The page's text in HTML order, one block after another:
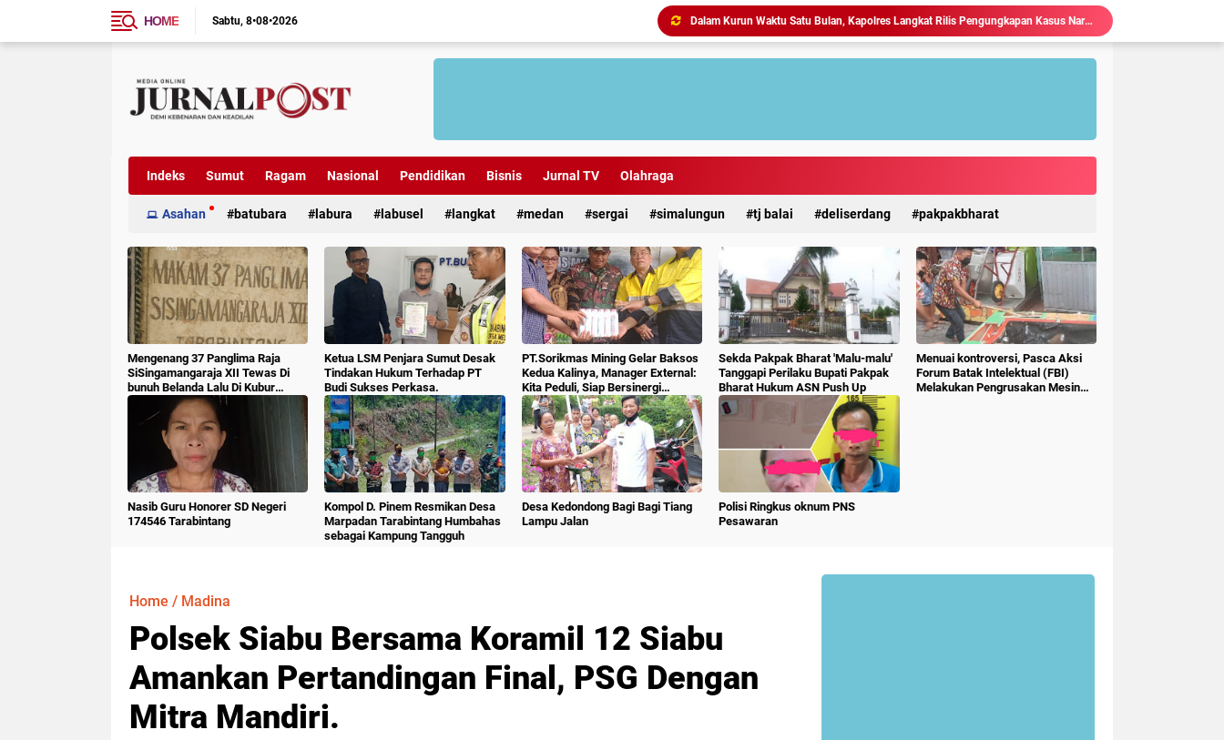
HOME Sabtu 8•08•2026
Kapolres Langkat Perkuat Sinergi dengan FKUB, Kolaborasi Tokoh Agama Jadi Pilar Menjaga Kamtibmas.
Antisipasi Geng Motor dan Kejahatan 3C, Polsek Gebang Patroli Blue Light.
Kapolres Langkat Ajak Warga Perkuat Iman dan Perangi Narkoba Lewat Safari Jumat Curhat.
Indeks Sumut Ragam Nasional Pendidikan Bisnis Jurnal TV Olahraga
Asahan batubara labura labusel langkat medan sergai simalungun tj balai deliserdang pakpakbharat
Mengenang 37 Panglima Raja
SiSingamangaraja XII Tewas Di
bunuh Belanda Lalu Di Kubur
Massal Oleh Masyarakat
Ketua LSM Penjara Sumut Desak
Tindakan Hukum Terhadap PT
Budi Sukses Perkasa.
PT.Sorikmas Mining Gelar Baksos
Kedua Kalinya, Manager External:
Kita Peduli, Siap Bersinergi
Dengan Pemda & Masyarakat.
Sekda Pakpak Bharat 'Malu-malu'
Tanggapi Perilaku Bupati Pakpak
Bharat Hukum ASN Push Up
Menuai kontroversi, Pasca Aksi
Forum Batak Intelektual (FBI)
Melakukan Pengrusakan Mesin
Nasib Guru Honorer SD Negeri
174546 Tarabintang
Kompol D. Pinem Resmikan Desa
Marpadan Tarabintang Humbahas
sebagai Kampung Tangguh
Desa Kedondong Bagi Bagi Tiang
Lampu Jalan
Polisi Ringkus oknum PNS
Pesawaran
Home / Madina
Polsek Siabu Bersama Koramil 12 Siabu
Amankan Pertandingan Final, PSG Dengan
Mitra Mandiri.